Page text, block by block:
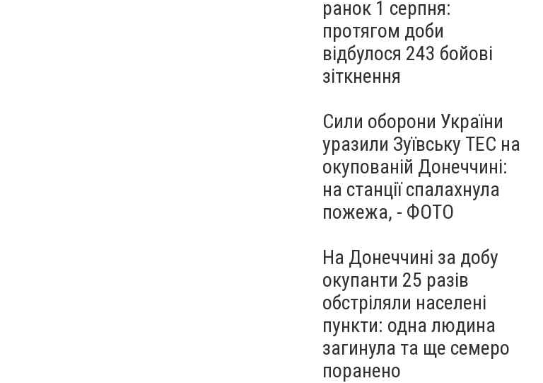
ранок 1 серпня:
протягом доби
відбулося 243 бойові
зіткнення
Сили оборони України
уразили Зуївську ТЕС на
окупованій Донеччині:
на станції спалахнула
пожежа, - ФОТО
На Донеччині за добу
окупанти 25 разів
обстріляли населені
пункти: одна людина
загинула та ще семеро
поранено